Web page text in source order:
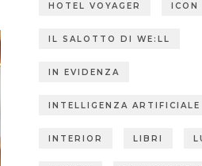
HOTEL VOYAGER ICON
IL SALOTTO DI WE:LL
IN EVIDENZA
INTELLIGENZA ARTIFICIALE
INTERIOR LIBRI